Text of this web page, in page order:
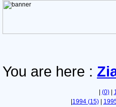
You are here :
(0)|
1994 (15)|